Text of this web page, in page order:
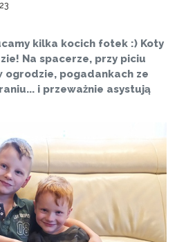
kilka kocich fotek :) Koty
Na spacerze, przy piciu
ogrodzie, pogadankach ze
i przeważnie asystują